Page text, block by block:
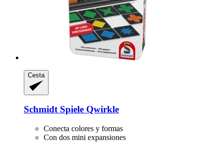
Cesta
Schmidt Spiele Qwirkle
Conecta colores y formas
Con dos mini expansiones